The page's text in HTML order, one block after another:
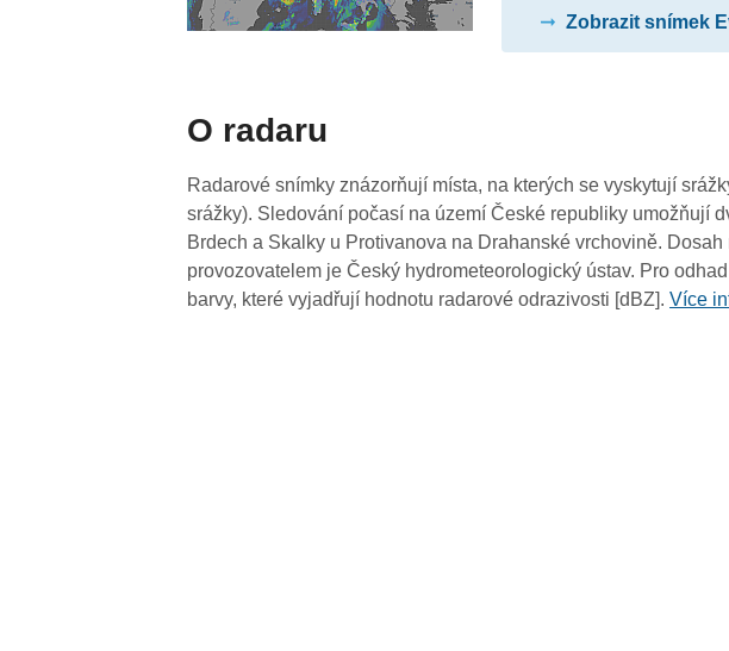
Zobrazit snímek
O radaru
Radarové snímky znázorňují místa, na kterých se vyskytují
srážky). Sledování počasí na území České republiky umožňují
Brdech a Skalky u Protivanova na Drahanské vrchovině.
provozovatelem je Český hydrometeorologický ústav. Pro
barvy, které vyjadřují hodnotu radarové odrazivosti [dBZ].Více